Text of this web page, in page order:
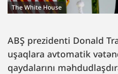
The White House
ABŞ prezidenti Donald
uşaqlara avtomatik
qaydalarını